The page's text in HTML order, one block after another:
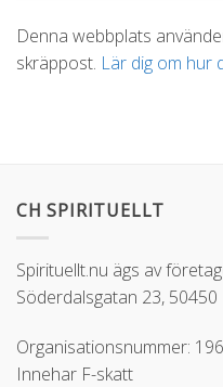
Denna webbplats
skräppost. Lär dig om hur
CH SPIRITUELLT
Spirituellt.nu ägs av
Söderdalsgatan 23,
Organisationsnummer:
Innehar F-skatt